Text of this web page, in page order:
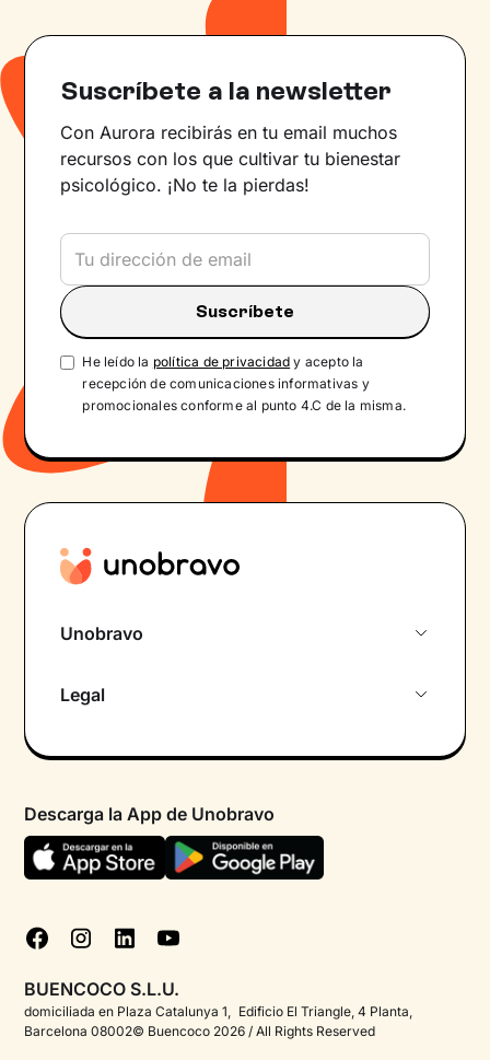
Suscríbete a la newsletter
Con Aurora recibirás en tu email muchos
recursos con los que cultivar tu bienestar
psicológico. ¡No te la pierdas!
He leído la política de privacidad y acepto la
recepción de comunicaciones informativas y
promocionales conforme al punto 4.C de la misma.
Unobravo
Psicólogo por chat
Ayuda urgente
FAQ
Corporate
Psicólogos para españoles en el extranjero
Legal
Política de privacidad
Declaración de accesibilidad
Gestionar cookies
Descarga la App de Unobravo
BUENCOCO S.L.U.
domiciliada en Plaza Catalunya 1, Edificio El Triangle, 4 Planta,
Barcelona 08002© Buencoco 2026 / All Rights Reserved